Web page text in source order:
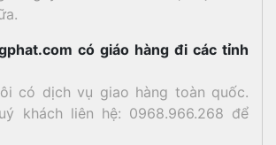
có giáo hàng đi các tỉnh
có dịch vụ giao hàng toàn quốc.
khách liên hệ: 0968.966.268 để